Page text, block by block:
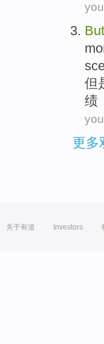
But
但
绩
更多
关于有道 Investors